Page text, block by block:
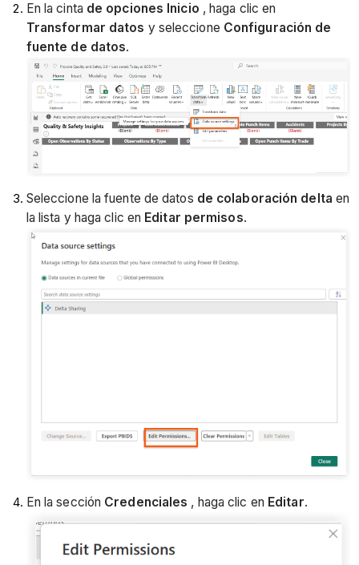
En la cinta de opciones Inicio , haga clic en
Transformar datos y seleccione Configuración de
fuente de datos.
Seleccione la fuente de datos de colaboración delta en
la lista y haga clic en Editar permisos.
En la sección Credenciales , haga clic en Editar.